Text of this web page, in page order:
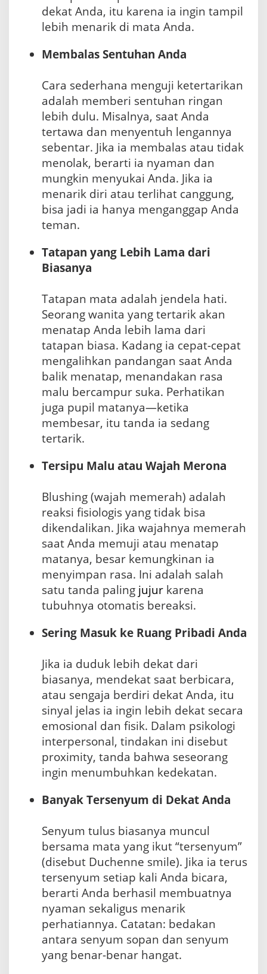
dekat Anda, itu karena ia ingin tampil
lebih menarik di mata Anda.
Membalas Sentuhan Anda
Cara sederhana menguji ketertarikan
adalah memberi sentuhan ringan
lebih dulu. Misalnya, saat Anda
tertawa dan menyentuh lengannya
sebentar. Jika ia membalas atau tidak
menolak, berarti ia nyaman dan
mungkin menyukai Anda. Jika ia
menarik diri atau terlihat canggung,
bisa jadi ia hanya menganggap Anda
teman.
Tatapan yang Lebih Lama dari
Biasanya
Tatapan mata adalah jendela hati.
Seorang wanita yang tertarik akan
menatap Anda lebih lama dari
tatapan biasa. Kadang ia cepat-cepat
mengalihkan pandangan saat Anda
balik menatap, menandakan rasa
malu bercampur suka. Perhatikan
juga pupil matanya—ketika
membesar, itu tanda ia sedang
tertarik.
Tersipu Malu atau Wajah Merona
Blushing (wajah memerah) adalah
reaksi fisiologis yang tidak bisa
dikendalikan. Jika wajahnya memerah
saat Anda memuji atau menatap
matanya, besar kemungkinan ia
menyimpan rasa. Ini adalah salah
satu tanda paling jujur karena
tubuhnya otomatis bereaksi.
Sering Masuk ke Ruang Pribadi Anda
Jika ia duduk lebih dekat dari
biasanya, mendekat saat berbicara,
atau sengaja berdiri dekat Anda, itu
sinyal jelas ia ingin lebih dekat secara
emosional dan fisik. Dalam psikologi
interpersonal, tindakan ini disebut
proximity, tanda bahwa seseorang
ingin menumbuhkan kedekatan.
Banyak Tersenyum di Dekat Anda
Senyum tulus biasanya muncul
bersama mata yang ikut “tersenyum”
(disebut Duchenne smile). Jika ia terus
tersenyum setiap kali Anda bicara,
berarti Anda berhasil membuatnya
nyaman sekaligus menarik
perhatiannya. Catatan: bedakan
antara senyum sopan dan senyum
yang benar-benar hangat.